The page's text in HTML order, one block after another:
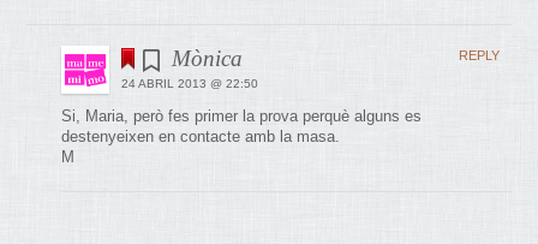
Mònica
24 ABRIL 2013 @ 22:50
Si, Maria, però fes primer la prova perquè alguns es
destenyeixen en contacte amb la masa.
M
REPLY